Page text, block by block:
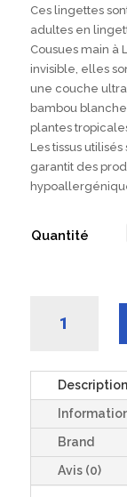
Ces lingettes
adultes en
Cousues main à
invisible, elles
une couche
bambou
plantes
Les tissus
garantit des
Quantité
carrés
LINGETTES
démaquillantes
lavables
bambou
Description
Brand
Avis (0)